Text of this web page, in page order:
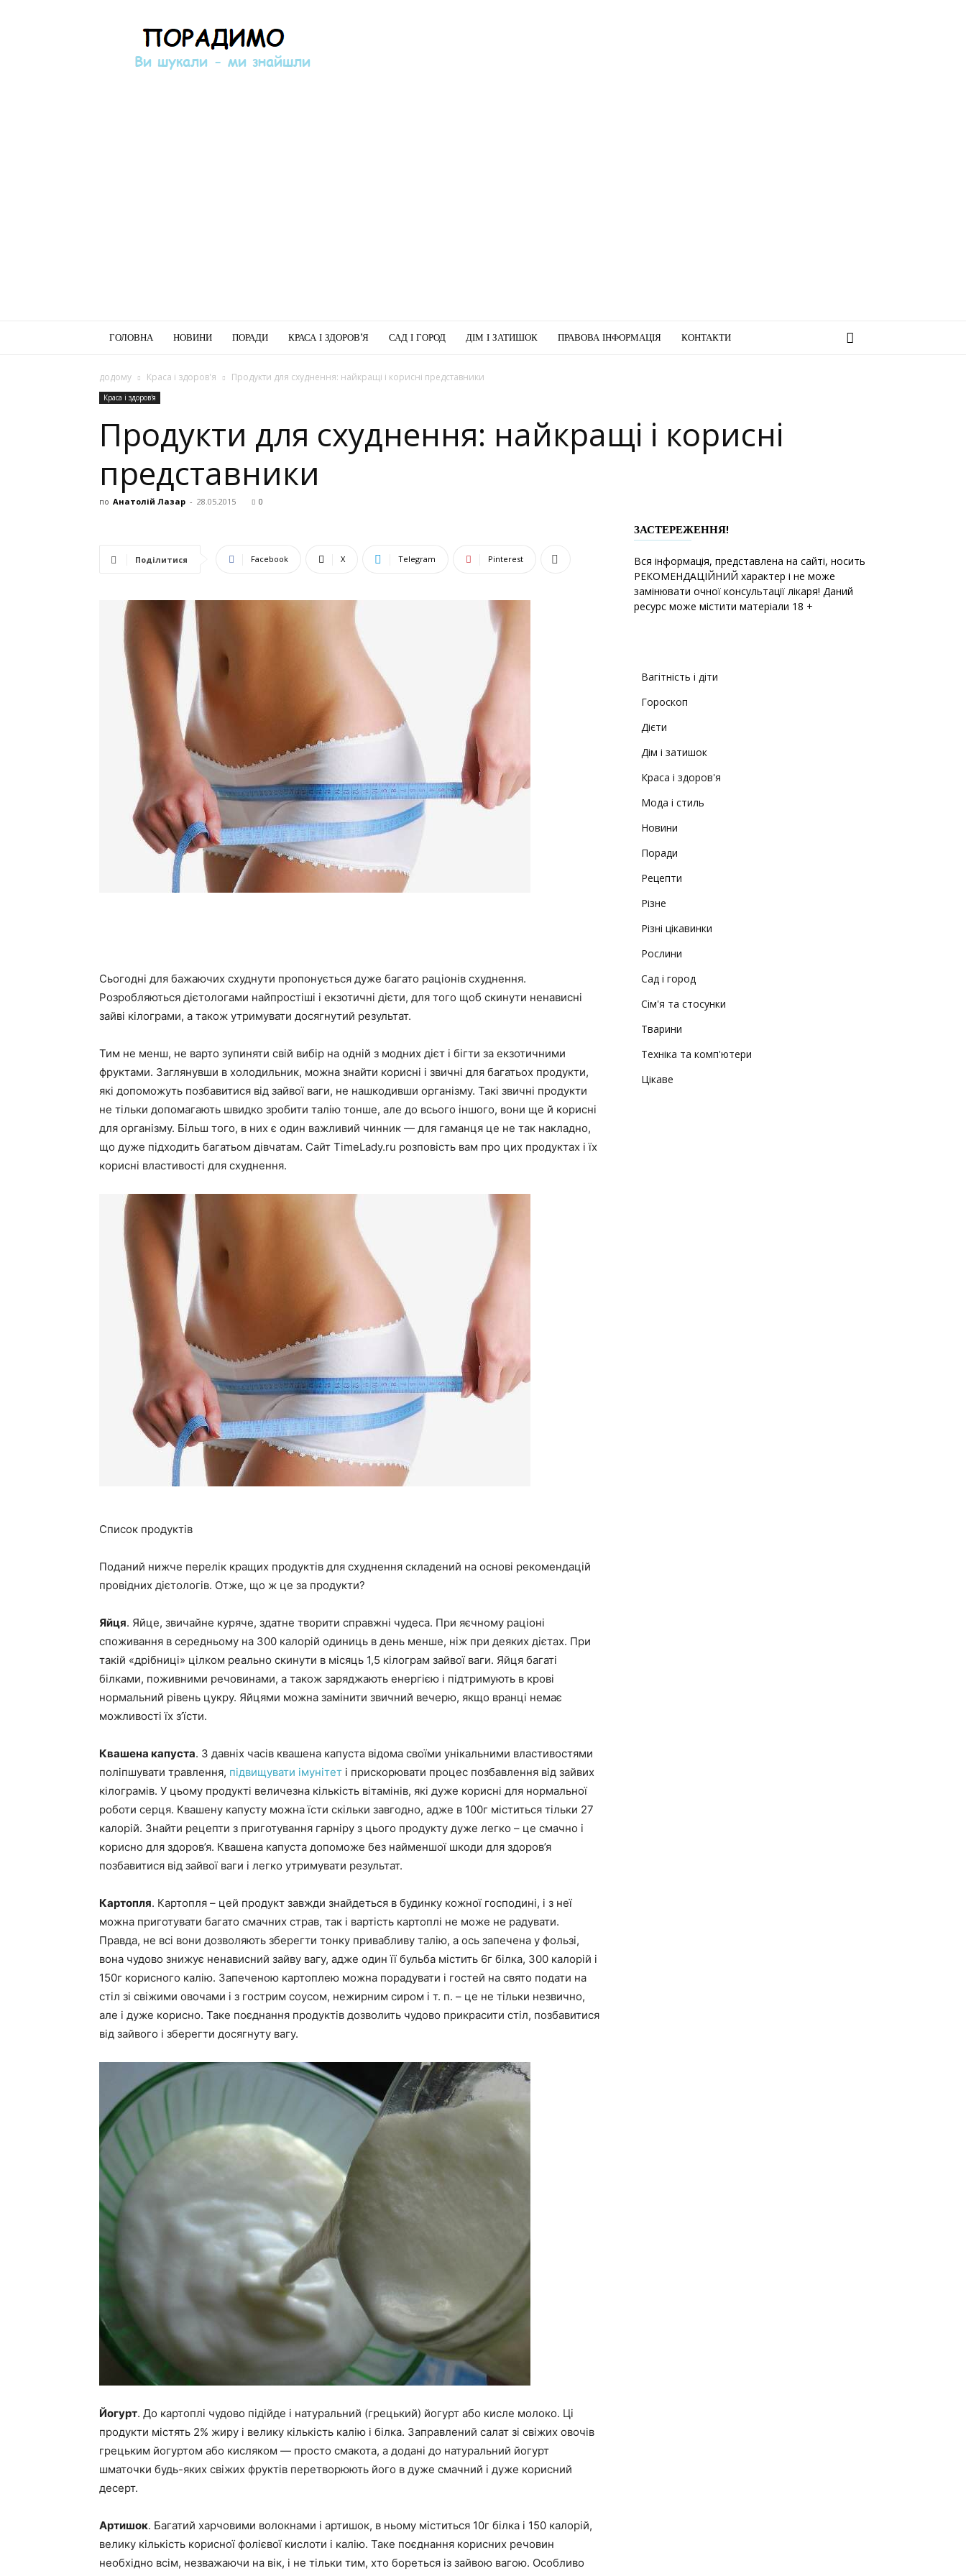
Порадимо
ГОЛОВНА НОВИНИ ПОРАДИ КРАСА І ЗДОРОВ’Я САД І ГОРОД ДІМ І ЗАТИШОК ПРАВОВА ІНФОРМАЦІЯ КОНТАКТИ
додому Краса і здоров'я Продукти для схуднення: найкращі і корисні представники
Краса і здоров'я
Продукти для схуднення: найкращі і корисні
представники
по Анатолій Лазар - 28.05.2015 0
Поділитися Facebook X Telegram Pinterest
Сьогодні для бажаючих схуднути пропонується дуже багато раціонів схуднення.
Розробляються дієтологами найпростіші і екзотичні дієти, для того щоб скинути ненависні
зайві кілограми, а також утримувати досягнутий результат.
Тим не менш, не варто зупиняти свій вибір на одній з модних дієт і бігти за екзотичними
фруктами. Заглянувши в холодильник, можна знайти корисні і звичні для багатьох продукти,
які допоможуть позбавитися від зайвої ваги, не нашкодивши організму. Такі звичні продукти
не тільки допомагають швидко зробити талію тонше, але до всього іншого, вони ще й корисні
для організму. Більш того, в них є один важливий чинник — для гаманця це не так накладно,
що дуже підходить багатьом дівчатам. Сайт TimeLady.ru розповість вам про цих продуктах і їх
корисні властивості для схуднення.
Список продуктів
Поданий нижче перелік кращих продуктів для схуднення складений на основі рекомендацій
провідних дієтологів. Отже, що ж це за продукти?
Яйця. Яйце, звичайне куряче, здатне творити справжні чудеса. При яєчному раціоні
споживання в середньому на 300 калорій одиниць в день менше, ніж при деяких дієтах. При
такій «дрібниці» цілком реально скинути в місяць 1,5 кілограм зайвої ваги. Яйця багаті
білками, поживними речовинами, а також заряджають енергією і підтримують в крові
нормальний рівень цукру. Яйцями можна замінити звичний вечерю, якщо вранці немає
можливості їх з’їсти.
Квашена капуста. З давніх часів квашена капуста відома своїми унікальними властивостями
поліпшувати травлення, підвищувати імунітет і прискорювати процес позбавлення від зайвих
кілограмів. У цьому продукті величезна кількість вітамінів, які дуже корисні для нормальної
роботи серця. Квашену капусту можна їсти скільки завгодно, адже в 100г міститься тільки 27
калорій. Знайти рецепти з приготування гарніру з цього продукту дуже легко – це смачно і
корисно для здоров’я. Квашена капуста допоможе без найменшої шкоди для здоров’я
позбавитися від зайвої ваги і легко утримувати результат.
Картопля. Картопля – цей продукт завжди знайдеться в будинку кожної господині, і з неї
можна приготувати багато смачних страв, так і вартість картоплі не може не радувати.
Правда, не всі вони дозволяють зберегти тонку привабливу талію, а ось запечена у фользі,
вона чудово знижує ненависний зайву вагу, адже один її бульба містить 6г білка, 300 калорій і
150г корисного калію. Запеченою картоплею можна порадувати і гостей на свято подати на
стіл зі свіжими овочами і з гострим соусом, нежирним сиром і т. п. – це не тільки незвично,
але і дуже корисно. Таке поєднання продуктів дозволить чудово прикрасити стіл, позбавитися
від зайвого і зберегти досягнуту вагу.
Йогурт. До картоплі чудово підійде і натуральний (грецький) йогурт або кисле молоко. Ці
продукти містять 2% жиру і велику кількість калію і білка. Заправлений салат зі свіжих овочів
грецьким йогуртом або кисляком — просто смакота, а додані до натуральний йогурт
шматочки будь-яких свіжих фруктів перетворюють його в дуже смачний і дуже корисний
десерт.
Артишок. Багатий харчовими волокнами і артишок, в ньому міститься 10г білка і 150 калорій,
велику кількість корисної фолієвої кислоти і калію. Таке поєднання корисних речовин
необхідно всім, незважаючи на вік, і не тільки тим, хто бореться із зайвою вагою. Особливо
ЗАСТЕРЕЖЕННЯ!
Вся інформація, представлена на сайті, носить
РЕКОМЕНДАЦІЙНИЙ характер і не може
замінювати очної консультації лікаря! Даний
ресурс може містити матеріали 18 +
Вагітність і діти
Гороскоп
Дієти
Дім і затишок
Краса і здоров'я
Мода і стиль
Новини
Поради
Рецепти
Різне
Різні цікавинки
Рослини
Сад і город
Сім'я та стосунки
Тварини
Техніка та комп'ютери
Цікаве